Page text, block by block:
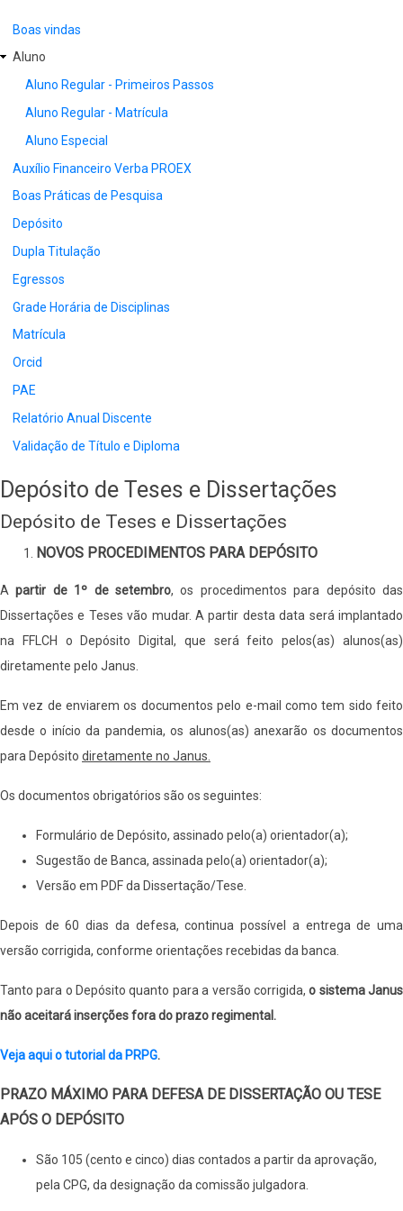
Boas vindas
Aluno
Aluno Regular - Primeiros Passos
Aluno Regular - Matrícula
Aluno Especial
Auxílio Financeiro Verba PROEX
Boas Práticas de Pesquisa
Depósito
Dupla Titulação
Egressos
Grade Horária de Disciplinas
Matrícula
Orcid
PAE
Relatório Anual Discente
Validação de Título e Diploma
Depósito de Teses e Dissertações
Depósito de Teses e Dissertações
NOVOS PROCEDIMENTOS PARA DEPÓSITO
Apartir de 1º de setembro, os procedimentos para depósito das
Dissertações e Teses vão mudar. A partir desta data será implantado
na FFLCH o Depósito Digital, que será feito pelos(as) alunos(as)
diretamente pelo Janus.
Em vez de enviarem os documentos pelo e-mail como tem sido feito
desde o início da pandemia, os alunos(as) anexarão os documentos
para Depósito diretamente no Janus.
Os documentos obrigatórios são os seguintes:
Formulário de Depósito, assinado pelo(a) orientador(a);
Sugestão de Banca, assinada pelo(a) orientador(a);
Versão em PDF da Dissertação/Tese.
Depois de 60 dias da defesa, continua possível a entrega de uma
versão corrigida, conforme orientações recebidas da banca.
Tanto para o Depósito quanto para a versão corrigida,o sistema Janus
não aceitará inserções fora do prazo regimental.
Veja aqui o tutorial da PRPG.
PRAZO MÁXIMO PARA DEFESA DE DISSERTAÇÃO OU TESE
APÓS O DEPÓSITO
São 105 (cento e cinco) dias contados a partir da aprovação,
pela CPG, da designação da comissão julgadora.